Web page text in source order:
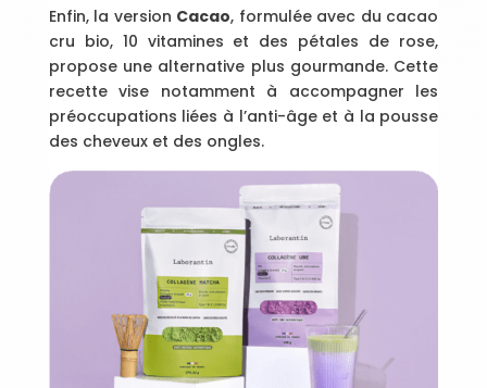
Enfin, la version Cacao, formulée avec du cacao
cru bio, 10 vitamines et des pétales de rose,
propose une alternative plus gourmande. Cette
recette vise notamment à accompagner les
préoccupations liées à l’anti-âge et à la pousse
des cheveux et des ongles.